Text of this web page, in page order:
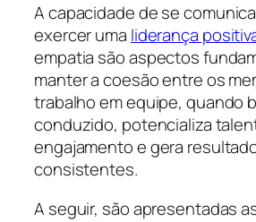
A capacidade de se
exercer uma liderança
empatia são aspectos
manter a coesão entre os
trabalho em equipe, quando
conduzido, potencializa
engajamento e gera
consistentes.
A seguir, são apresentadas